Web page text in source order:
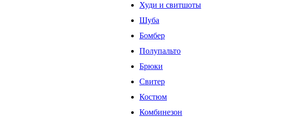
Худи и свитшоты
Шуба
Бомбер
Полупальто
Брюки
Свитер
Костюм
Комбинезон